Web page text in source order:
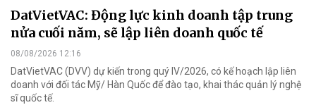
DatVietVAC: Động lực kinh doanh tập trung
nửa cuối năm, sẽ lập liên doanh quốc tế
08/08/2026 12:16
DatVietVAC (DVV) dự kiến trong quý IV/2026, có kế hoạch lập liên
doanh với đối tác Mỹ/ Hàn Quốc để đào tạo, khai thác quản lý nghệ
sĩ quốc tế.